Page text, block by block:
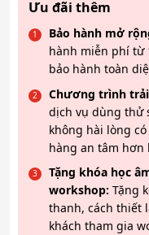
Ưu đãi thêm
Bảo hành mở
hành miễn phí từ
bảo hành toàn
Chương trình
dịch vụ dùng thử
không hài lòng
hàng an tâm hơn
Tặng khóa học
workshop: Tặng
thanh, cách thiết
khách tham gia